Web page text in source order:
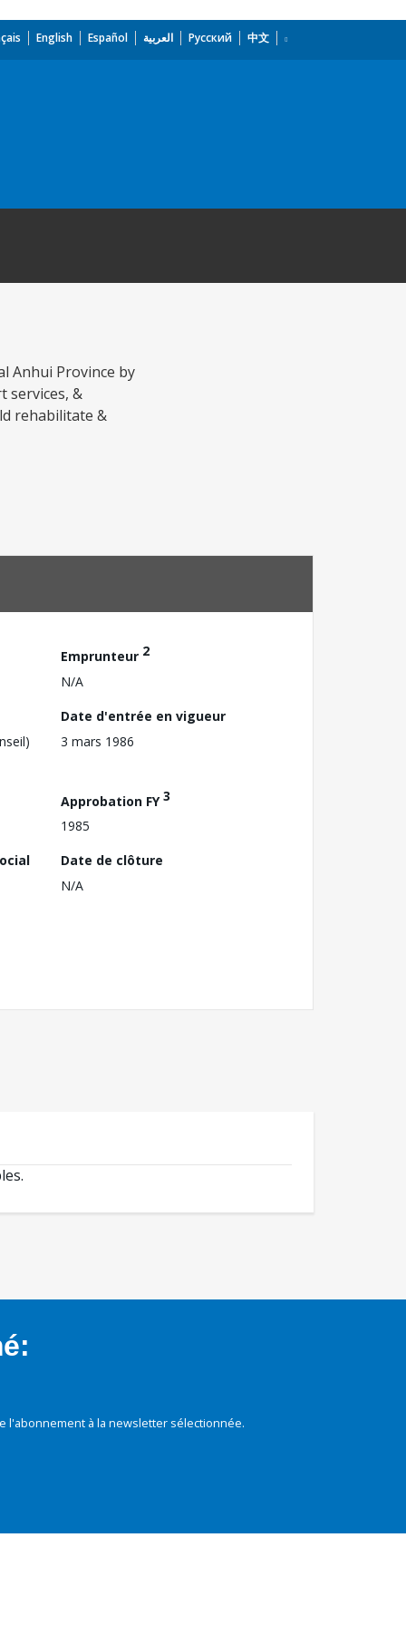
English Español العربية Русский 中文
Anhui Province by
services, &
rehabilitate &
Emprunteur 2
N/A
Date d'entrée en vigueur
3 mars 1986
Approbation FY3
1985
Date de clôture
N/A
à la newsletter sélectionnée.